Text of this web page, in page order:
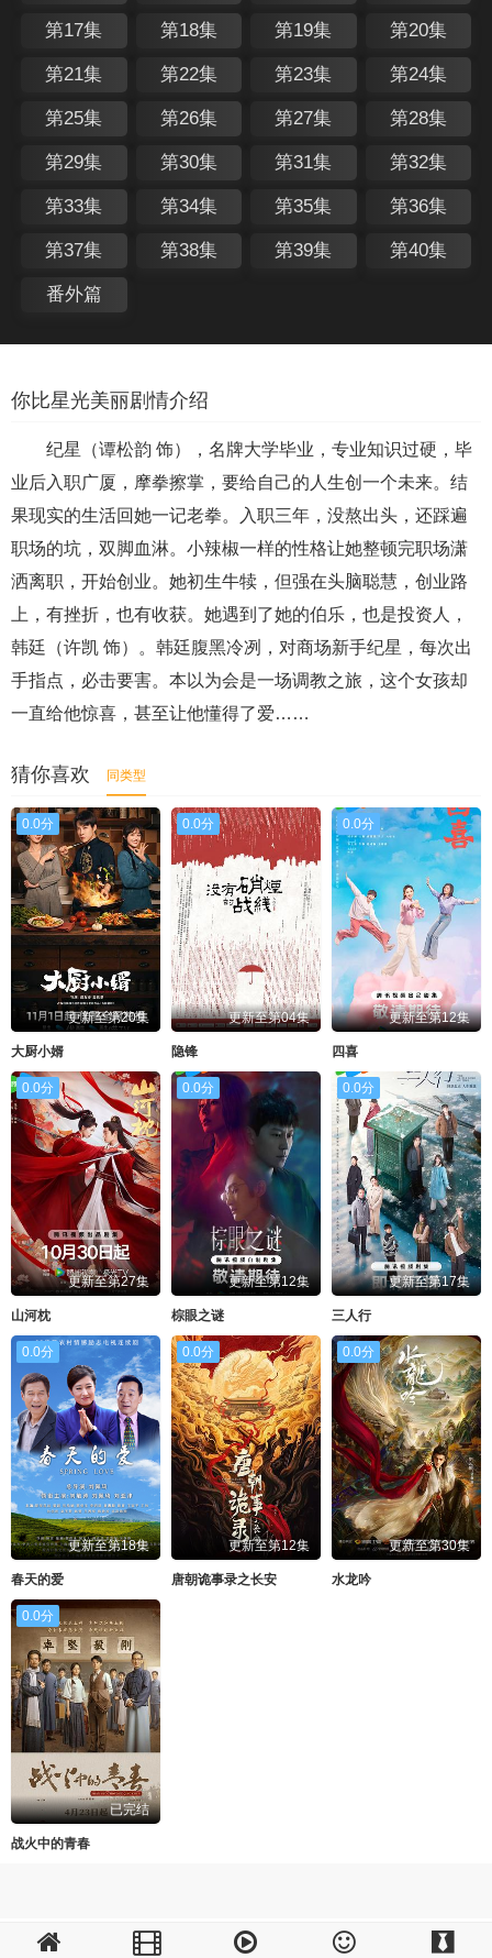
第17集 第18集 第19集 第20集
第21集 第22集 第23集 第24集
第25集 第26集 第27集 第28集
第29集 第30集 第31集 第32集
第33集 第34集 第35集 第36集
第37集 第38集 第39集 第40集
番外篇
你比星光美丽剧情介绍
纪星（谭松韵 饰），名牌大学毕业，专业知识过硬，毕
业后入职广厦，摩拳擦掌，要给自己的人生创一个未来。结
果现实的生活回她一记老拳。入职三年，没熬出头，还踩遍
职场的坑，双脚血淋。小辣椒一样的性格让她整顿完职场潇
洒离职，开始创业。她初生牛犊，但强在头脑聪慧，创业路
上，有挫折，也有收获。她遇到了她的伯乐，也是投资人，
韩廷（许凯 饰）。韩廷腹黑冷冽，对商场新手纪星，每次出
手指点，必击要害。本以为会是一场调教之旅，这个女孩却
一直给他惊喜，甚至让他懂得了爱……
猜你喜欢 同类型
0.0分
更新至第20集
大厨小婿
0.0分
更新至第04集
隐锋
0.0分
更新至第12集
四喜
0.0分
更新至第27集
山河枕
0.0分
更新至第12集
棕眼之谜
0.0分
更新至第17集
三人行
0.0分
更新至第18集
春天的爱
0.0分
更新至第12集
唐朝诡事录之长安
0.0分
更新至第30集
水龙吟
0.0分
已完结
战火中的青春